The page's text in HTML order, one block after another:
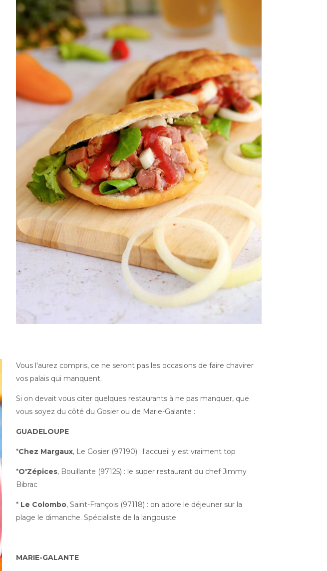
Vous l'aurez compris, ce ne seront pas les occasions de faire chavirer
vos palais qui manquent.
Si on devait vous citer quelques restaurants à ne pas manquer, que
vous soyez du côté du Gosier ou de Marie-Galante :
GUADELOUPE
*Chez Margaux, Le Gosier (97190) : l'accueil y est vraiment top
*O'Zépices, Bouillante (97125) : le super restaurant du chef Jimmy
Bibrac
* Le Colombo, Saint-François (97118) : on adore le déjeuner sur la
plage le dimanche. Spécialiste de la langouste
MARIE-GALANTE